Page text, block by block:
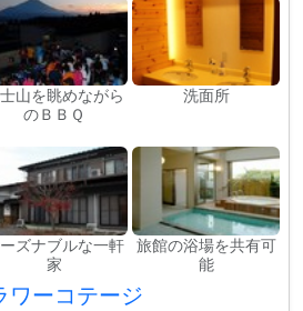
山を眺めながら
のＢＢＱ
洗面所
ズナブルな一軒
家
旅館の浴場を共有可
能
ワーコテージ